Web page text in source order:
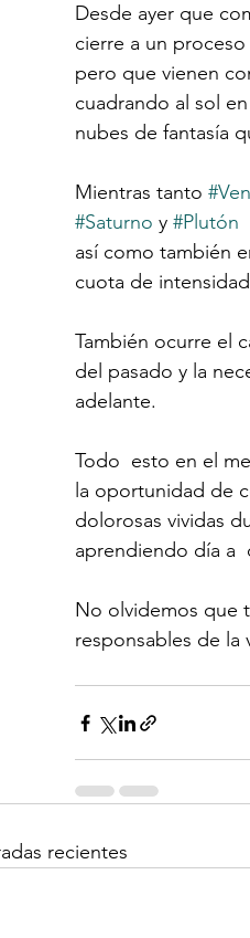
Desde ayer que
cierre a un
pero que vienen
cuadrando al sol en
nubes de fantasía
Mientras tanto
#Saturno y #Plutón
así como también
cuota de
También ocurre el
del pasado y la
adelante.
Todo  esto en el
la oportunidad de
dolorosas vividas
aprendiendo día a
No olvidemos que
responsables de la
recientes